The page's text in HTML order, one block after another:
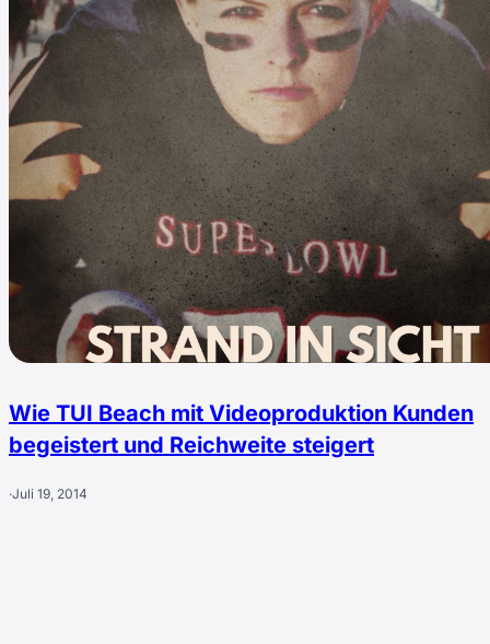
Wie TUI Beach mit Videoproduktion Kunden
begeistert und Reichweite steigert
·Juli 19, 2014